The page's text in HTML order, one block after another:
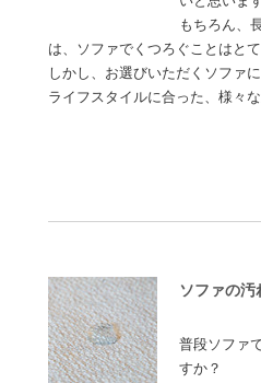
もちろん、
は、ソファでくつろぐことはとて
しかし、お選びいただくソファ
ライフスタイルに合った、様々
ソファの汚
普段ソファ
すか？